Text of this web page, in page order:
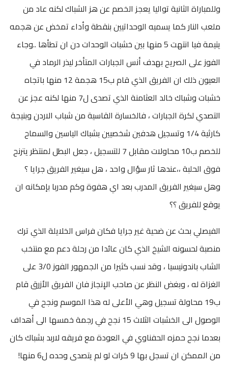
وللمباراة الثانية تواليا يعجز الخصم عن هز الشباك لكنه عاد من
ملعب النار كما يسميه الوحداتيين بنقطة وأداء تمخض عن هجمه
يتيمة فيا انتهت 5 منها بين خشبات الوحدات دن ان تطأها ..وجاء
الفوز على الصريح بهدف أنس الجبارات المتأخر ليذر الرماد في
العيون ذلك ان الفريق الذي قام ب15 هجمة 12 منها باتجاه
خشبات وشباك خالد العثامنة الذي تصدى ل7 منها لكنه عجز عن
التصدي لكرة الجبارات ، فالخسارة القاسية من شباب الاردن وبنيجة
كارثية 1/4 وتسجيل هدفين شخصيين بشباك الياسين والسماح
للخصم ب10 محاولات مقابل 7 للتسجيل ، جعل البطل لمنتظر يترنح
فوق الحلبة ،،عندها ثار سؤال واحد ، هل سيغير الفريق جرايا ؟
وهل سيغير الفريق المدرب بعد اي هفوة وكم مدربا بإمكانه ان
يوقع للفريق ؟؟
الفيصلي بحث عن ضحية غير جرايا فكان فراس الخلايلة الذي ترك
منصبة لحسونه الشيخ الذي كان عائدا من رحلة دعم مع منتخب
الشاب باندونيسيا ، وقد نسب كثيرا من الجمهور الفوز 3/0 على
الغزاة له ، وبغض النظر عن صاحب الإنجاز فان الفريق الأزرق قام
ب19 محاولة تسجيل وهي الأعلى له هذا الموسم ونجح في
الوصول الى الخشبات الثلاث 15 نجح في رجمة خمسها الى أهداف
بعدما نجح حمزه الحفناوي في العودة مع فريقه لاربد بشباك كان
من الممكن ان تسجل بها 9 كرات لو لم يتصدى وحده ل6 منها!